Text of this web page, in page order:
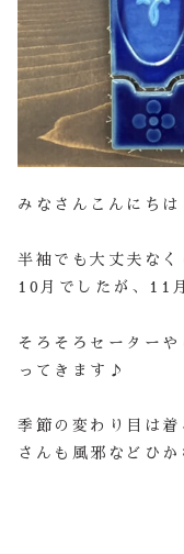
みなさんこんにちは
半袖でも大丈夫な
10月でしたが、11
そろそろセーター
ってきます♪
季節の変わり目は
さんも風邪などひ